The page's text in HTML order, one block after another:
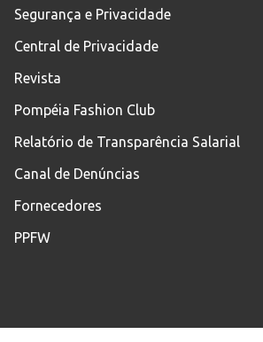
Segurança e Privacidade
Central de Privacidade
Revista
Pompéia Fashion Club
Relatório de Transparência Salarial
Canal de Denúncias
Fornecedores
PPFW